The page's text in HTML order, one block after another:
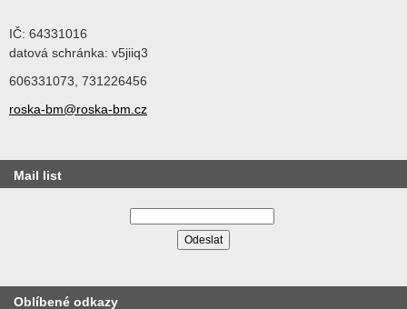
IČ: 64331016
datová schránka: v5jiiq3
606331073, 731226456
roska-bm@roska-bm.cz
Mail list
Oblíbené odkazy